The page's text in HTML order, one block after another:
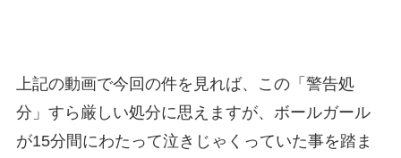
上記の動画で今回の件を見れば、この「警告処
分」すら厳しい処分に思えますが、ボールガール
が15分間にわたって泣きじゃくっていた事を踏ま